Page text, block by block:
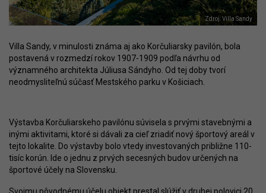
Zdroj: Villa Sandy
Villa Sandy, v minulosti známa aj ako Korčuliarsky pavilón, bola
postavená v rozmedzí rokov 1907-1909 podľa návrhu od
významného architekta Júliusa Sándyho. Od tej doby tvorí
neodmysliteľnú súčasť Mestského parku v Košiciach.
Výstavba Korčuliarskeho pavilónu súvisela s prvými stavebnými a
inými aktivitami, ktoré si dávali za cieľ zriadiť nový športový areál v
tejto lokalite. Do výstavby bolo vtedy investovaných približne 110-
tisíc korún. Ide o jednu z prvých secesných budov určených na
športové účely na Slovensku.
Svojmu pôvodnému účelu objekt prestal slúžiť v druhej polovici 20.